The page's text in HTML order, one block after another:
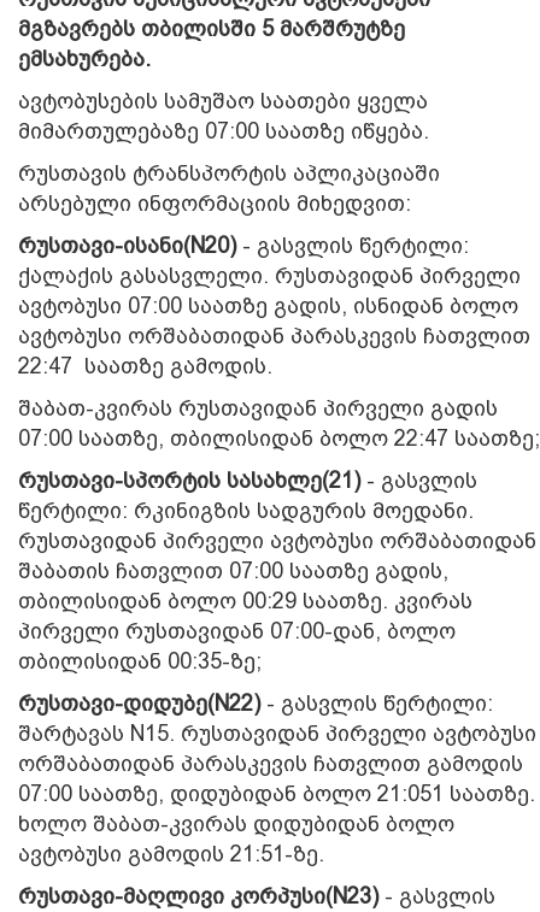
მგზავრებს თბილისში 5 მარშრუტზე
ემსახურება.
ავტობუსების სამუშაო საათები ყველა
მიმართულებაზე 07:00 საათზე იწყება.
რუსთავის ტრანსპორტის აპლიკაციაში
არსებული ინფორმაციის მიხედვით:
რუსთავი-ისანი(N20) - გასვლის წერტილი:
ქალაქის გასასვლელი. რუსთავიდან პირველი
ავტობუსი 07:00 საათზე გადის, ისნიდან ბოლო
ავტობუსი ორშაბათიდან პარასკევის ჩათვლით
22:47 საათზე გამოდის.
შაბათ-კვირას რუსთავიდან პირველი გადის
07:00 საათზე, თბილისიდან ბოლო 22:47 საათზე;
რუსთავი-სპორტის სასახლე(21) - გასვლის
წერტილი: რკინიგზის სადგურის მოედანი.
რუსთავიდან პირველი ავტობუსი ორშაბათიდან
შაბათის ჩათვლით 07:00 საათზე გადის,
თბილისიდან ბოლო 00:29 საათზე. კვირას
პირველი რუსთავიდან 07:00-დან, ბოლო
თბილისიდან 00:35-ზე;
რუსთავი-დიდუბე(N22) - გასვლის წერტილი:
შარტავას N15. რუსთავიდან პირველი ავტობუსი
ორშაბათიდან პარასკევის ჩათვლით გამოდის
07:00 საათზე, დიდუბიდან ბოლო 21:051 საათზე.
ხოლო შაბათ-კვირას დიდუბიდან ბოლო
ავტობუსი გამოდის 21:51-ზე.
რუსთავი-მაღლივი კორპუსი(N23) - გასვლის